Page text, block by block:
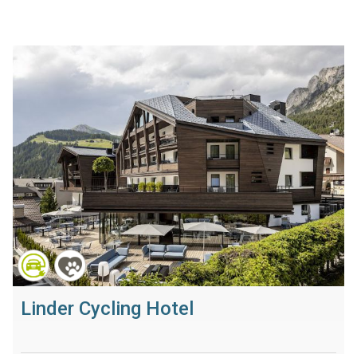
Linder Cycling Hotel